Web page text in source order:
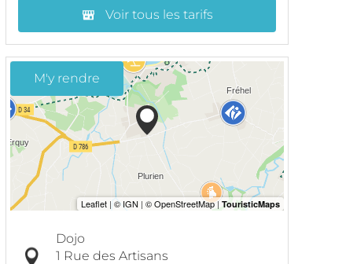
Voir tous les tarifs
M'y rendre
Dojo
1 Rue des Artisans